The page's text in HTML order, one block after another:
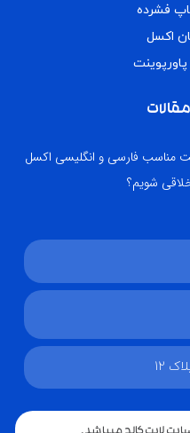
فشرده
اکسل
مناسب فارسی و انگلیسی اکسل
شویم؟